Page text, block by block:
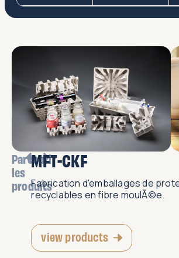
Parcourir
les
produits
MFT-CKF
Fabrication d'emballages de
recyclables en fibre moulÃ©e.
view products